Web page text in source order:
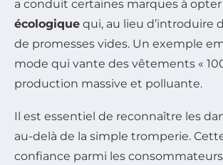
a conduit certaines marques à
écologique qui, au lieu d’introduire
de promesses vides. Un exemple
mode qui vante des vêtements «
production massive et polluante.
Il est essentiel de reconnaître les
au-delà de la simple tromperie.
confiance parmi les